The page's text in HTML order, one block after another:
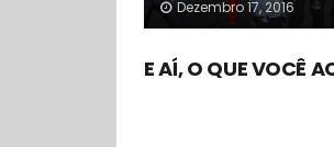
Dezembro 17, 2016
E AÍ, O QUE VOCÊ